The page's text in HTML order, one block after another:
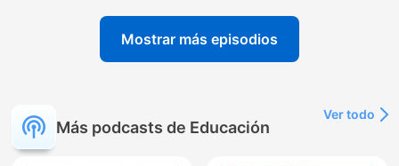
Mostrar más episodios
Más podcasts de Educación
Ver todo